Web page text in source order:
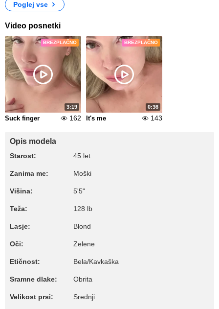
Poglej vse
Video posnetki
BREZPLAČNO
3:19
Suck finger 162
BREZPLAČNO
0:36
It's me 143
Opis modela
Starost: 45 let
Zanima me: Moški
Višina: 5'5"
Teža: 128 lb
Lasje: Blond
Oči: Zelene
Etičnost: Bela/Kavkaška
Sramne dlake: Obrita
Velikost prsi: Srednji